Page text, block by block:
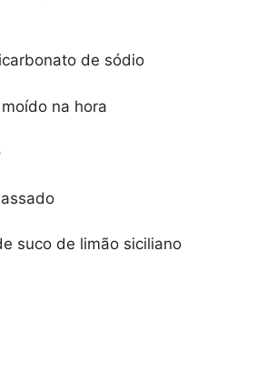
de sódio
na hora
suco de limão siciliano